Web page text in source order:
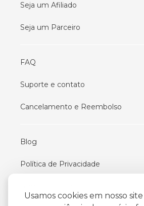
Usamos cookies em nosso
Seja um Afiliado
Seja um Parceiro
FAQ
Suporte e contato
Cancelamento e Reembolso
Blog
Política de Privacidade